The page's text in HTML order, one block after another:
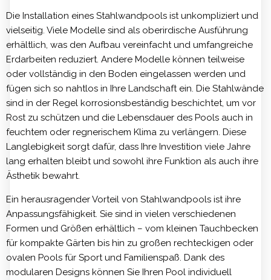
Die Installation eines Stahlwandpools ist unkompliziert und
vielseitig. Viele Modelle sind als oberirdische Ausführung
erhältlich, was den Aufbau vereinfacht und umfangreiche
Erdarbeiten reduziert. Andere Modelle können teilweise
oder vollständig in den Boden eingelassen werden und
fügen sich so nahtlos in Ihre Landschaft ein. Die Stahlwände
sind in der Regel korrosionsbeständig beschichtet, um vor
Rost zu schützen und die Lebensdauer des Pools auch in
feuchtem oder regnerischem Klima zu verlängern. Diese
Langlebigkeit sorgt dafür, dass Ihre Investition viele Jahre
lang erhalten bleibt und sowohl ihre Funktion als auch ihre
Ästhetik bewahrt.
Ein herausragender Vorteil von Stahlwandpools ist ihre
Anpassungsfähigkeit. Sie sind in vielen verschiedenen
Formen und Größen erhältlich – vom kleinen Tauchbecken
für kompakte Gärten bis hin zu großen rechteckigen oder
ovalen Pools für Sport und Familienspaß. Dank des
modularen Designs können Sie Ihren Pool individuell